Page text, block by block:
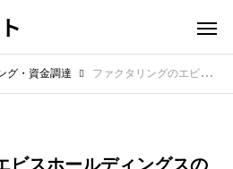
グ・資金調達 ファクタリングのエビスホールディングスの評判は？口コミから実態を徹底解説
ビスホールディングスの